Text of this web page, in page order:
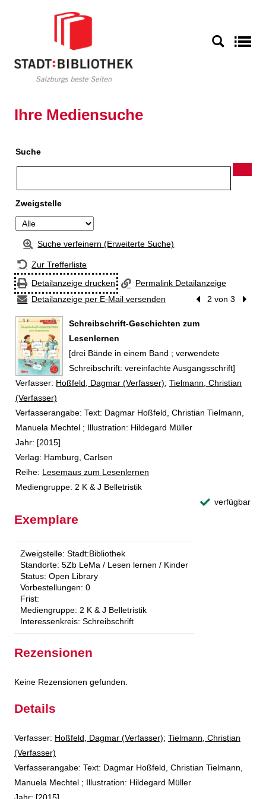
Ihre Mediensuche
Suche
Zweigstelle
Suche verfeinern (Erweiterte Suche)
Zur Trefferliste
Detailanzeige drucken
Permalink Detailanzeige
Detailanzeige per E-Mail versenden
Vorheriger Treffer
2 von 3
Schreibschrift-Geschichten zum
Lesenlernen
[drei Bände in einem Band ; verwendete
Schreibschrift: vereinfachte Ausgangsschrift]
Verfasser: Suche nach diesem Verfasser
Hoßfeld, Dagmar (Verfasser); Tielmann, Christian
(Verfasser)
Verfasserangabe: Text: Dagmar Hoßfeld, Christian Tielmann,
Manuela Mechtel ; Illustration: Hildegard Müller
Jahr: [2015]
Verlag: Hamburg, Carlsen
Reihe: Lesemaus zum Lesenlernen
Mediengruppe: 2 K & J Belletristik
verfügbar
Exemplare
Zweigstelle: Stadt:Bibliothek
Standorte: 5Zb LeMa / Lesen lernen / Kinder
Status: Open Library
Vorbestellungen: 0
Frist:
Mediengruppe: 2 K & J Belletristik
Interessenkreis: Schreibschrift
Rezensionen
Keine Rezensionen gefunden.
Details
Verfasser: Suche nach diesem Verfasser
Hoßfeld, Dagmar (Verfasser); Tielmann, Christian
(Verfasser)
Verfasserangabe: Text: Dagmar Hoßfeld, Christian Tielmann,
Manuela Mechtel ; Illustration: Hildegard Müller